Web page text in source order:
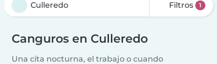
Filtros 1
Canguros en Culleredo
Una cita nocturna, el trabajo o cuando